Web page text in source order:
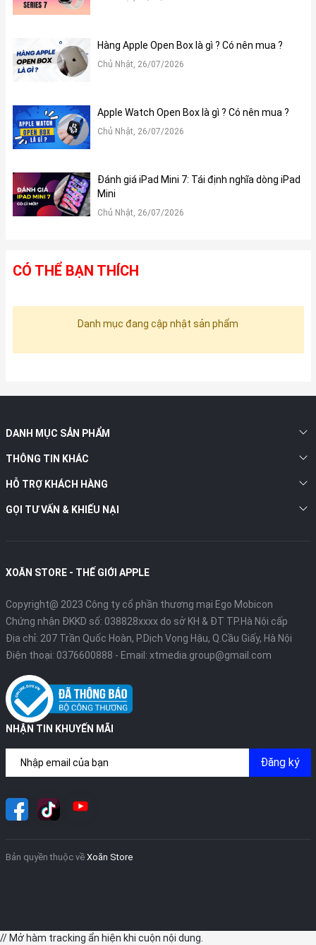
Hàng Apple Open Box là gì ? Có nên mua ?
Chủ Nhật, 26/07/2026
Apple Watch Open Box là gì ? Có nên mua ?
Chủ Nhật, 26/07/2026
Đánh giá iPad Mini 7: Tái định nghĩa dòng iPad
Mini
Chủ Nhật, 26/07/2026
CÓ THỂ BẠN THÍCH
Danh mục đang cập nhật sản phẩm
DANH MỤC SẢN PHẨM
THÔNG TIN KHÁC
HỖ TRỢ KHÁCH HÀNG
GỌI TƯ VẤN & KHIẾU NẠI
XOĂN STORE - THẾ GIỚI APPLE
Copyright@ 2023 Công ty cổ phần thương mại Ego Mobicon
Chứng nhận ĐKKD số: 038828xxxx do sở KH & ĐT TP.Hà Nội cấp
Địa chỉ: 207 Trần Quốc Hoàn, P.Dịch Vọng Hậu, Q.Cầu Giấy, Hà Nội
Điện thoại: 0376600888 - Email: xtmedia.group@gmail.com
NHẬN TIN KHUYẾN MÃI
Đăng ký
Bản quyền thuộc về Xoăn Store
// Mở hàm tracking ẩn hiện khi cuộn nội dung.